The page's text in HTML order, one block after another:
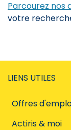
Parcourez nos
votre
LIENS UTILES
Offres
Actiris & moi